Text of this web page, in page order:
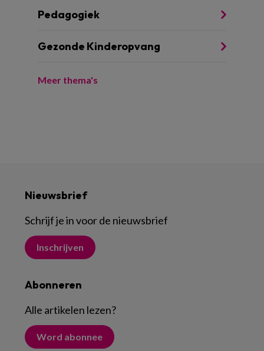
Pedagogiek
Gezonde Kinderopvang
Meer thema's
Nieuwsbrief
Schrijf je in voor de nieuwsbrief
Inschrijven
Abonneren
Alle artikelen lezen?
Word abonnee